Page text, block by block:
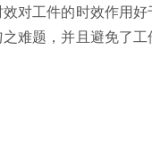
对工件的时效作用
难题，并且避免了